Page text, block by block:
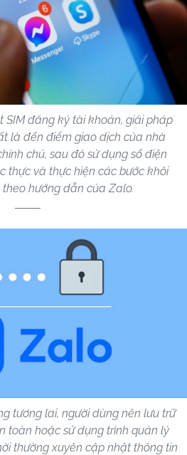
SIM đăng ký tài khoản, giải pháp
là đến điểm giao dịch của nhà
chủ, sau đó sử dụng số điện
thực và thực hiện các bước khôi
hướng dẫn của Zalo.
tương lai, người dùng nên lưu trữ
toàn hoặc sử dụng trình quản lý
thường xuyên cập nhật thông tin